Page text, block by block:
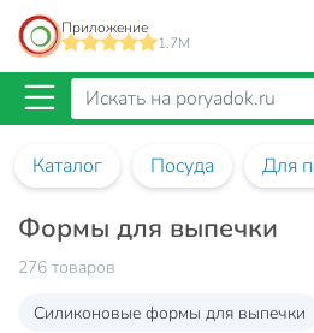
Приложение
1.7M
Каталог Посуда Для
Формы для выпечки
276 товаров
Силиконовые формы для выпечки